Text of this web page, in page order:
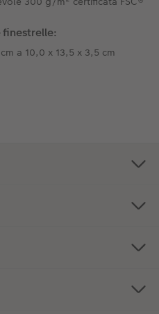
finestrelle:
a 10,0 x 13,5 x 3,5 cm